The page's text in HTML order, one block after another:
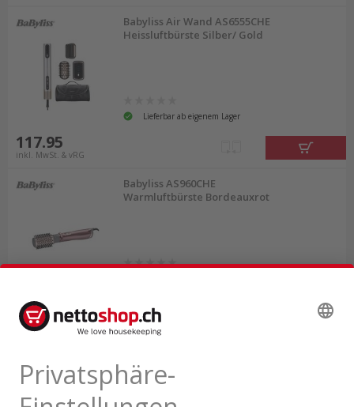
Babyliss Air Wand AS6555CHE
Heissluftbürste Silber/ Gold
Lieferbar ab eigenem Lager
117.95
inkl. MwSt. & vRG
Babyliss AS960CHE
Warmluftbürste Bordeauxrot
66.65
inkl. MwSt. & vRG